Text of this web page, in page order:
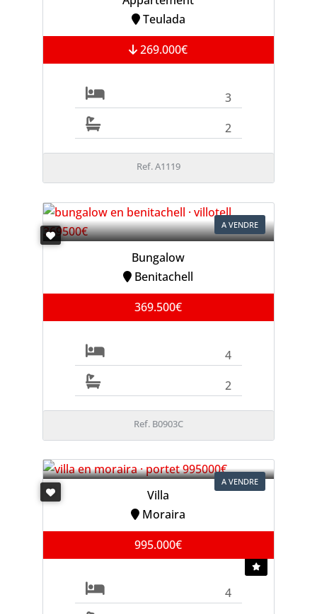
Teulada
269.000€
3
2
Ref. A1119
A VENDRE
Bungalow
Benitachell
369.500€
4
2
Ref. B0903C
A VENDRE
Villa
Moraira
995.000€
4